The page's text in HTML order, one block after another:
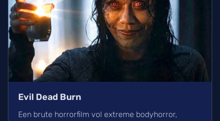
Evil Dead Burn
Een brute horrorfilm vol extreme bodyhorror,